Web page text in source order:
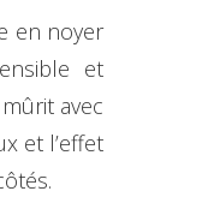
en noyer
et
avec
et l’effet